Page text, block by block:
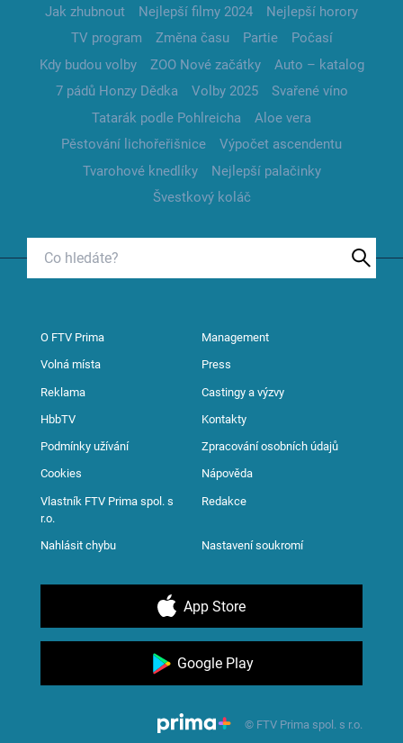
Jak zhubnout Nejlepší filmy 2024
Nejlepší horory
TV program
Změna času Partie
Počasí
Kdy budou volby
ZOO Nové začátky
Auto – katalog
7 pádů Honzy Dědka
Volby 2025
Svařené víno
Tatarák podle Pohlreicha
Aloe vera
Pěstování lichořeřišnice
Výpočet ascendentu
Tvarohové knedlíky
Nejlepší palačinky
Švestkový koláč
O FTV Prima Management
Volná místa Press
Reklama Castingy a výzvy
HbbTV Kontakty
Podmínky užívání Zpracování osobních údajů
Cookies Nápověda
Vlastník FTV Prima spol. s
r.o.
Redakce
Nahlásit chybu Nastavení soukromí
App Store
Google Play
© FTV Prima spol. s r.o.